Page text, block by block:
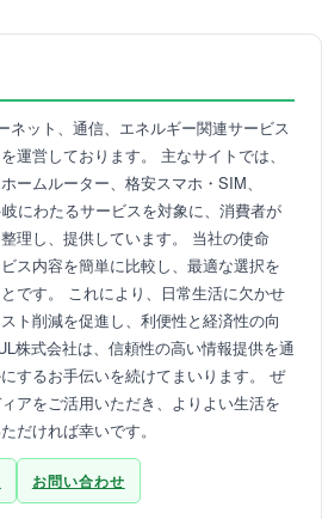
ネット、通信、エネルギー関連サービス
運営しております。 主なサイトでは、
ームルーター、格安スマホ・SIM、
にわたるサービスを対象に、消費者が
理し、提供しています。 当社の使命
ス内容を簡単に比較し、最適な選択を
です。 これにより、日常生活に欠かせ
ト削減を促進し、利便性と経済性の向
株式会社は、信頼性の高い情報提供を通
するお手伝いを続けてまいります。 ぜ
アをご活用いただき、よりよい生活を
だければ幸いです。
お問い合わせ